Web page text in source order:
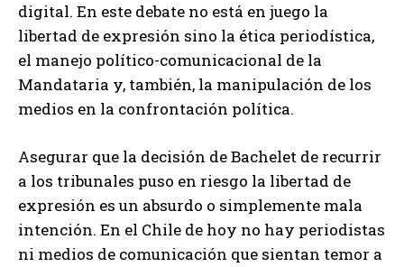
digital. En este debate no está en juego la
libertad de expresión sino la ética periodística,
el manejo político-comunicacional de la
Mandataria y, también, la manipulación de los
medios en la confrontación política.
Asegurar que la decisión de Bachelet de recurrir
a los tribunales puso en riesgo la libertad de
expresión es un absurdo o simplemente mala
intención. En el Chile de hoy no hay periodistas
ni medios de comunicación que sientan temor a